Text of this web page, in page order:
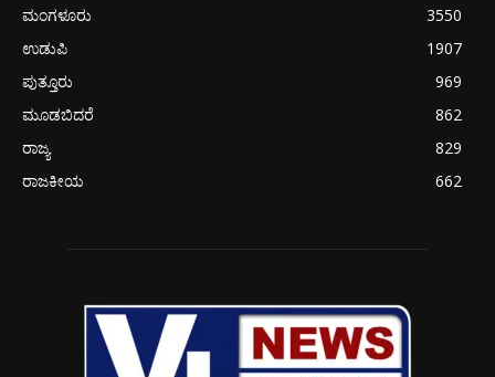
ಮಂಗಳೂರು
3550
ಉಡುಪಿ
1907
ಪುತ್ತೂರು
969
ಮೂಡಬಿದರೆ
862
ರಾಜ್ಯ
829
ರಾಜಕೀಯ
662